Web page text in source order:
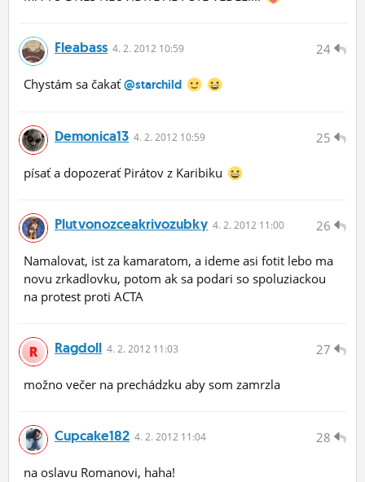
24
Fleabass 4. 2. 2012 10:59
Chystám sa čakať@starchild
25
Demonica13 4. 2. 2012 10:59
písať a dopozerať Pirátov z Karibiku
26
Plutvonozceakrivozubky 4. 2. 2012 11:00
Namalovat, ist za kamaratom, a ideme asi fotit lebo ma
novu zrkadlovku, potom ak sa podari so spoluziackou
na protest proti ACTA
27
Ragdoll 4. 2. 2012 11:03
možno večer na prechádzku aby som zamrzla
28
Cupcake182 4. 2. 2012 11:04
na oslavu Romanovi, haha!